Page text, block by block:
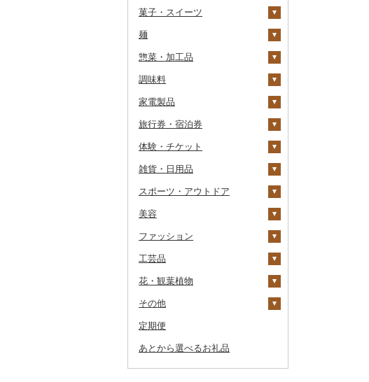
宮崎牛
ブリ
その他鮮魚
ヨーグルト
バター
その他乳製品
ビール
地ビール・クラフトビ
日本酒
純米吟醸
大吟醸
吟醸
その他日本酒
芋焼酎
麦焼酎
米焼酎
黒糖焼酎
その他焼酎
梅酒
泡盛
ワイン
白ワイン
赤ワイン
シャンパン・スパーク
ウイスキー
リキュール・洋酒
甘酒
ノンアルコール
その他酒
水・ミネラルウォーター
飲料
コーヒー豆
粉
ドリップ
茶
飲料
茶葉・ティーバッグ
静岡茶
足柄茶
知覧茶
八女茶
果汁飲料
りんごジュース
みかんジュース（オレ
紅茶
飲料
茶葉・ティーバッグ
その他飲料・ジュース
野菜ジュース
炭酸飲料
豆乳
菓子・スイーツ
クッキー
焼き菓子
プリン
ゼリー
チョコレート
カステラ
アイス・ジェラート
その他洋菓子
煎餅・おかき
羊羹
饅頭
大福
その他和菓子
麺
ラーメン
うどん
そば
パスタ
ひやむぎ
そうめん
その他麺
惣菜・加工品
惣菜
餃子
シュウマイ
コロッケ
その他惣菜
カレー・シチュー
カレー
シチュー
鍋
肉
魚
その他鍋
ピザ
レトルト
スープ
豆腐・納豆
豆腐
漬物
キムチ
その他漬物
缶詰・瓶詰
肉
魚
ジャム
その他缶詰・瓶詰
乾物
燻製（スモーク）
おせち
その他加工品
調味料
砂糖
塩
醤油
味噌
酢
だし
食用油
オリーブオイル
ごま油
はちみつ
ドレッシング
その他調味料
ケチャップ
こしょう
家電製品
季節・空調家電
キッチン家電
照明器具
パソコン・周辺機器
TV・オーディオ・カメラ
美容・健康家電
カー用品
時計
その他家電
旅行券・宿泊券
旅行券
JTBふるさと旅行クー
その他旅行券
宿泊券
体験・チケット
PayPay商品券
食事券
温泉・サウナ・スパ利用
券
雑貨・日用品
家具・インテリア
机・テーブル
その他家具・インテリ
寝具
布団
毛布
タオルケット
タオル
その他タオル
文房具・印鑑
ボールペン
ノート・ファイル
その他文房具
食器
グラス・カップ
箸
スプーン・フォーク・
キッチン用品
フライパン
鍋
日用品
洗剤
トイレットペーパー
楽器・器材
本・CD・DVD
スポーツ・アウトドア
ゴルフ
ゴルフボール
ゴルフウェア
その他ゴルフ
釣り
サイクリング
アウトドア・キャンプ
その他スポーツ
その他スポーツ
美容
スキンケア
洗顔
その他スキンケア
シャンプー・リンス
石鹸・ボディーソープ
入浴剤
アロマ
プロテイン
その他美容
ファッション
鞄・バッグ
トートバッグ・ショル
ツケース
その他鞄・バッグ
洋服
女性・レディース
子供・ベビー
その他洋服
和服
靴・履物
靴・シューズ
スリッパ・下駄・草履
アクセサリー
ペンダント・ネックレ
その他服飾小物
工芸品
織物
本場奄美大島紬
陶器・漆器
唐津焼
備前焼
その他装飾品・工芸品
数珠
工芸品
花・観葉植物
観葉植物・苗木
花
胡蝶蘭
造花・プリザーブドフ
盆栽・その他
その他
地域サービス
その他
定期便
あとから選べるお礼品